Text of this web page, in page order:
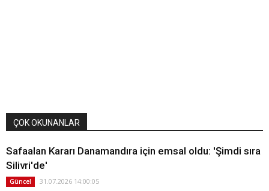
ÇOK OKUNANLAR
Safaalan Kararı Danamandıra için emsal oldu: 'Şimdi sıra
Silivri'de'
Güncel 31.07.2026 14:00:05